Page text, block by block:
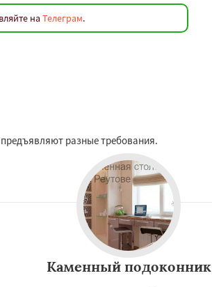
на Телеграм.
разные требования.
Каменный подоконник